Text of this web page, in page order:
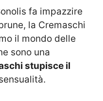
fa impazzire
la Cremaschi
il mondo delle
sono una
stupisce il